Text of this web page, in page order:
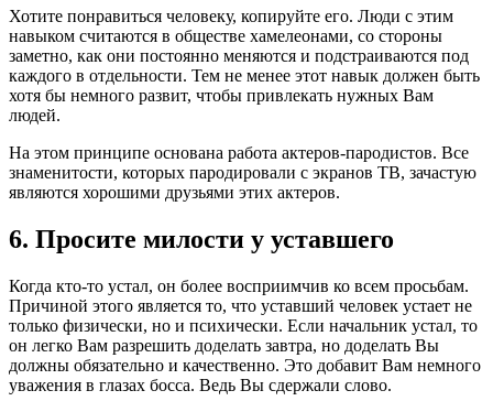
Хотите понравиться человеку, копируйте его. Люди с этим
навыком считаются в обществе хамелеонами, со стороны
заметно, как они постоянно меняются и подстраиваются под
каждого в отдельности. Тем не менее этот навык должен быть
хотя бы немного развит, чтобы привлекать нужных Вам
людей.
На этом принципе основана работа актеров-пародистов. Все
знаменитости, которых пародировали с экранов ТВ, зачастую
являются хорошими друзьями этих актеров.
6. Просите милости у уставшего
Когда кто-то устал, он более восприимчив ко всем просьбам.
Причиной этого является то, что уставший человек устает не
только физически, но и психически. Если начальник устал, то
он легко Вам разрешить доделать завтра, но доделать Вы
должны обязательно и качественно. Это добавит Вам немного
уважения в глазах босса. Ведь Вы сдержали слово.